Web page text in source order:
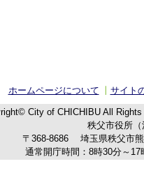
ホームページについて サイト
City of CHICHIBU All
秩父市役所（
〒368-8686
埼玉県秩父市
通常開庁時間：8時30分～17